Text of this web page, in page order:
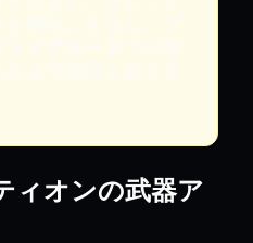
ィオンの武器ア